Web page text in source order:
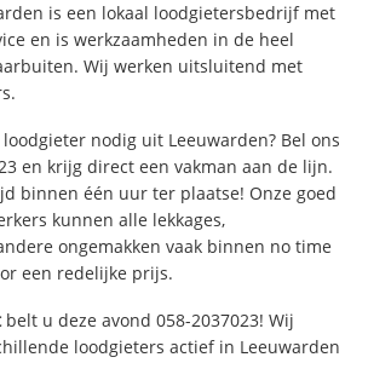
is een lokaal loodgietersbedrijf met
en is werkzaamheden in de heel
Wij werken uitsluitend met
nodig uit Leeuwarden? Bel ons
en krijg direct een vakman aan de lijn.
binnen één uur ter plaatse! Onze goed
kunnen alle lekkages,
ongemakken vaak binnen no time
een redelijke prijs.
belt u deze avond 058-2037023! Wij
loodgieters actief in Leeuwarden